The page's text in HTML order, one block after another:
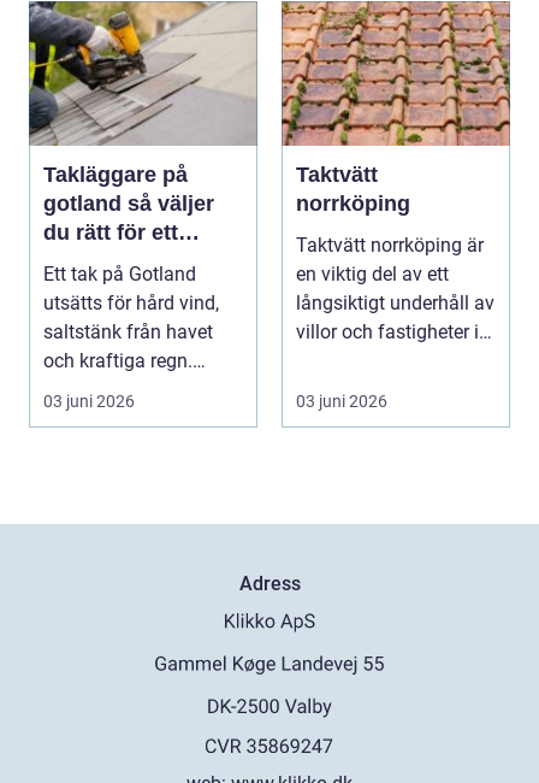
Takläggare på
gotland så väljer
du rätt för ett
hållbart tak
Ett tak på Gotland
utsätts för hård vind,
saltstänk från havet
och kraftiga regn.
Taket behöver vara...
03 juni 2026
Taktvätt
norrköping
Taktvätt norrköping är
en viktig del av ett
långsiktigt underhåll av
villor och fastigheter i
03 juni 2026
Adress